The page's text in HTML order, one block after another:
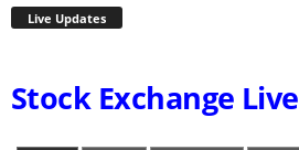
Live Updates
Stock Exchange Live